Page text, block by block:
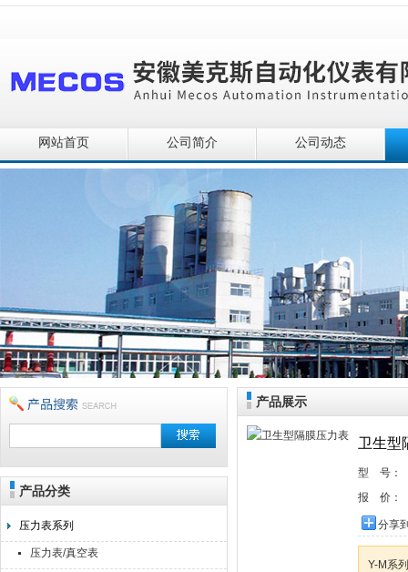
安徽美克斯自动化仪表有限公司
网站首页 公司简介 公司动态
产品分类
压力表系列
压力表/真空表
产品展示
卫生型
型 号：
报 价：
分享
Y-M系